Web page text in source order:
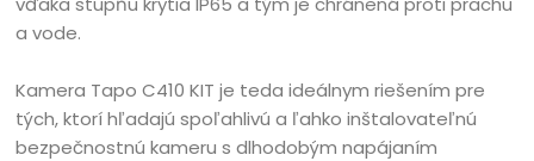
a vode.
Kamera Tapo C410 KIT je teda ideálnym riešením pre
tých, ktorí hľadajú spoľahlivú a ľahko inštalovateľnú
bezpečnostnú kameru s dlhodobým napájaním